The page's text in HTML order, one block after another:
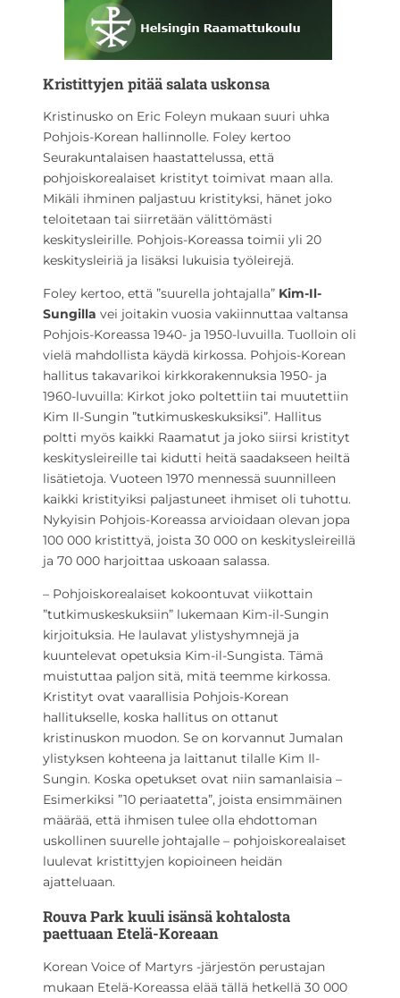
Kristittyjen pitää salata uskonsa
Kristinusko on Eric Foleyn mukaan suuri uhka
Pohjois-Korean hallinnolle. Foley kertoo
Seurakuntalaisen haastattelussa, että
pohjoiskorealaiset kristityt toimivat maan alla.
Mikäli ihminen paljastuu kristityksi, hänet joko
teloitetaan tai siirretään välittömästi
keskitysleirille. Pohjois-Koreassa toimii yli 20
keskitysleiriä ja lisäksi lukuisia työleirejä.
Foley kertoo, että ”suurella johtajalla” Kim-Il-
Sungilla vei joitakin vuosia vakiinnuttaa valtansa
Pohjois-Koreassa 1940- ja 1950-luvuilla. Tuolloin oli
vielä mahdollista käydä kirkossa. Pohjois-Korean
hallitus takavarikoi kirkkorakennuksia 1950- ja
1960-luvuilla: Kirkot joko poltettiin tai muutettiin
Kim Il-Sungin ”tutkimuskeskuksiksi”. Hallitus
poltti myös kaikki Raamatut ja joko siirsi kristityt
keskitysleireille tai kidutti heitä saadakseen heiltä
lisätietoja. Vuoteen 1970 mennessä suunnilleen
kaikki kristityiksi paljastuneet ihmiset oli tuhottu.
Nykyisin Pohjois-Koreassa arvioidaan olevan jopa
100 000 kristittyä, joista 30 000 on keskitysleireillä
ja 70 000 harjoittaa uskoaan salassa.
– Pohjoiskorealaiset kokoontuvat viikottain
”tutkimuskeskuksiin” lukemaan Kim-il-Sungin
kirjoituksia. He laulavat ylistyshymnejä ja
kuuntelevat opetuksia Kim-il-Sungista. Tämä
muistuttaa paljon sitä, mitä teemme kirkossa.
Kristityt ovat vaarallisia Pohjois-Korean
hallitukselle, koska hallitus on ottanut
kristinuskon muodon. Se on korvannut Jumalan
ylistyksen kohteena ja laittanut tilalle Kim Il-
Sungin. Koska opetukset ovat niin samanlaisia –
Esimerkiksi ”10 periaatetta”, joista ensimmäinen
määrää, että ihmisen tulee olla ehdottoman
uskollinen suurelle johtajalle – pohjoiskorealaiset
luulevat kristittyjen kopioineen heidän
ajatteluaan.
Rouva Park kuuli isänsä kohtalosta
paettuaan Etelä-Koreaan
Korean Voice of Martyrs -järjestön perustajan
mukaan Etelä-Koreassa elää tällä hetkellä 30 000